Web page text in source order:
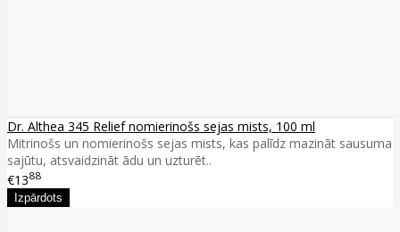
Dr. Althea 345 Relief nomierinošs sejas mists, 100 ml
Mitrinošs un nomierinošs sejas mists, kas palīdz mazināt sausuma
sajūtu, atsvaidzināt ādu un uzturēt..
€1388